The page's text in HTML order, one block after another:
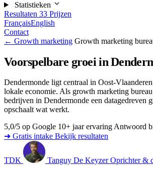
Statistieken
Resultaten 33 Prijzen
FrançaisEnglish
Contact
← Growth marketing Growth marketing
Voorspelbare groei in
Dendermonde ligt centraal in Oost-
lokale economie. Als growth marketing
bedrijven in Dendermonde een datagedreven
opschaalt wat werkt.
5,0/5 op Google 10+ jaar ervaring Antwoord
➜ Gratis intake Bekijk resultaten
TDK Tanguy De Keyzer Oprichter &